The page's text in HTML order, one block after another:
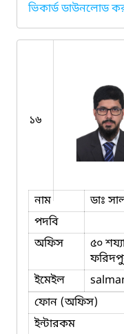
ভিকার্ড ডাউনলোড
১৬
নাম
ডাঃ
পদবি
অফিস
৫০
ইমেইল
ফোন (অফিস)
ইন্টারকম